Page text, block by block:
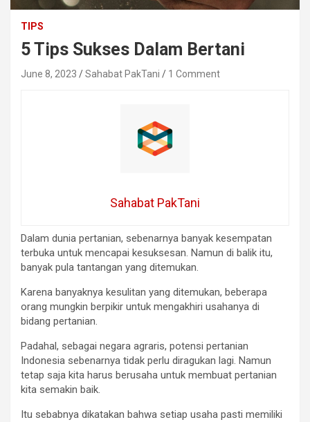
TIPS
5 Tips Sukses Dalam Bertani
June 8, 2023 Sahabat PakTani 1 Comment
Sahabat PakTani
Dalam dunia pertanian, sebenarnya banyak kesempatan
terbuka untuk mencapai kesuksesan. Namun di balik itu,
banyak pula tantangan yang ditemukan.
Karena banyaknya kesulitan yang ditemukan, beberapa
orang mungkin berpikir untuk mengakhiri usahanya di
bidang pertanian.
Padahal, sebagai negara agraris, potensi pertanian
Indonesia sebenarnya tidak perlu diragukan lagi. Namun
tetap saja kita harus berusaha untuk membuat pertanian
kita semakin baik.
Itu sebabnya dikatakan bahwa setiap usaha pasti memiliki